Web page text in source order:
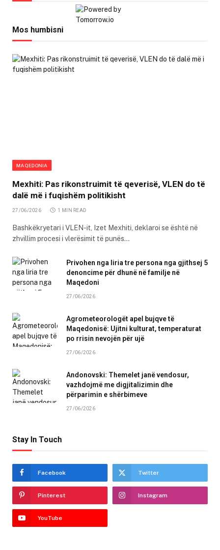
Mos humbisni
MAQEDONIA
Mexhiti: Pas rikonstruimit të qeverisë, VLEN do të
dalë më i fuqishëm politikisht
27/06/2026 1 MIN READ
Bashkëkryetari i VLEN-it, Izet Mexhiti, deklaroi se është në
zhvillim procesi i vlerësimit të punës…
Privohen nga liria tre persona nga gjithsej 5
denoncime për dhunë në familje në
Maqedoni
27/06/2026
Agrometeorologët apel bujqve të
Maqedonisë: Ujitni kulturat, temperaturat
po rrisin nevojën për ujë
27/06/2026
Andonovski: Themelet janë vendosur,
vazhdojmë me digjitalizimin dhe
përparimin e shërbimeve
27/06/2026
Stay In Touch
Facebook Twitter
Pinterest Instagram
YouTube